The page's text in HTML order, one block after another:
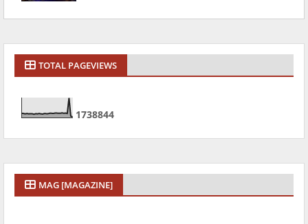
TOTAL PAGEVIEWS
1738844
MAG [MAGAZINE]